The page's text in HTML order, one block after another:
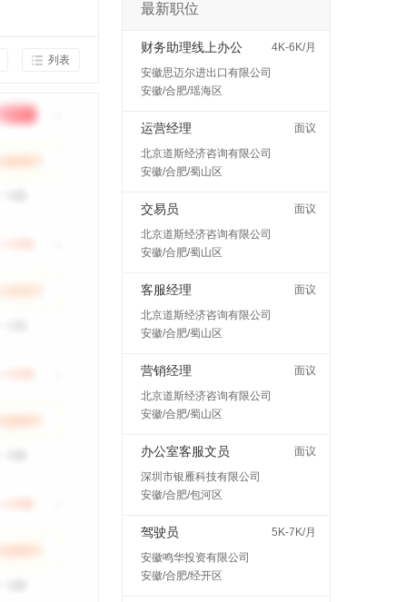
列表
最新职位
财务助理线上办公
4K-6K/月
安徽思迈尔进出口有限公司
安徽/合肥/瑶海区
运营经理
面议
北京道斯经济咨询有限公司
安徽/合肥/蜀山区
交易员
面议
北京道斯经济咨询有限公司
安徽/合肥/蜀山区
客服经理
面议
北京道斯经济咨询有限公司
安徽/合肥/蜀山区
营销经理
面议
北京道斯经济咨询有限公司
安徽/合肥/蜀山区
办公室客服文员
面议
深圳市银雁科技有限公司
安徽/合肥/包河区
驾驶员
5K-7K/月
安徽鸣华投资有限公司
安徽/合肥/经开区